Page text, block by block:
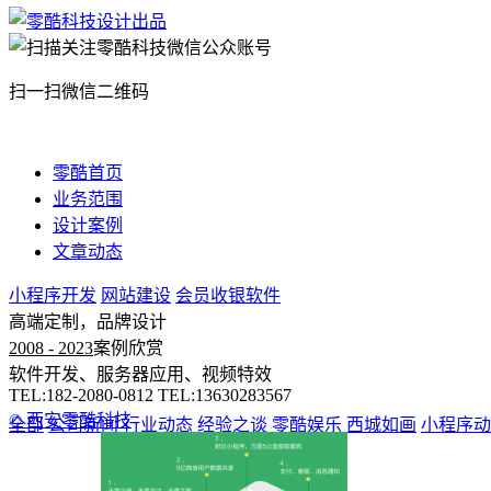
扫一扫微信二维码
零酷首页
业务范围
设计案例
文章动态
小程序开发 网站建设 会员收银软件
高端定制，品牌设计
2008 - 2023案例欣赏
软件开发、服务器应用、视频特效
TEL:182-2080-0812 TEL:13630283567
© 西安零酷科技
全部 公司新闻 行业动态 经验之谈 零酷娱乐 西城如画 小程序